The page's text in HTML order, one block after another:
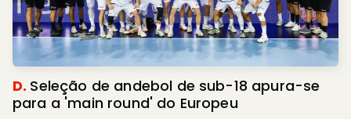
D. Seleção de andebol de sub-18 apura-se
para a 'main round' do Europeu